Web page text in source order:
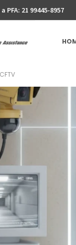
PFA: 21 99445-8957
CFTV